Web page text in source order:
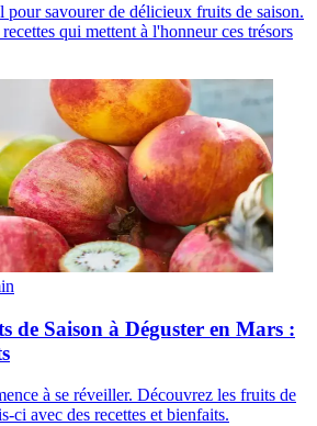
pour savourer de délicieux fruits de saison.
qui mettent à l'honneur ces trésors
de Saison à Déguster en Mars :
à se réveiller. Découvrez les fruits de
ci avec des recettes et bienfaits.